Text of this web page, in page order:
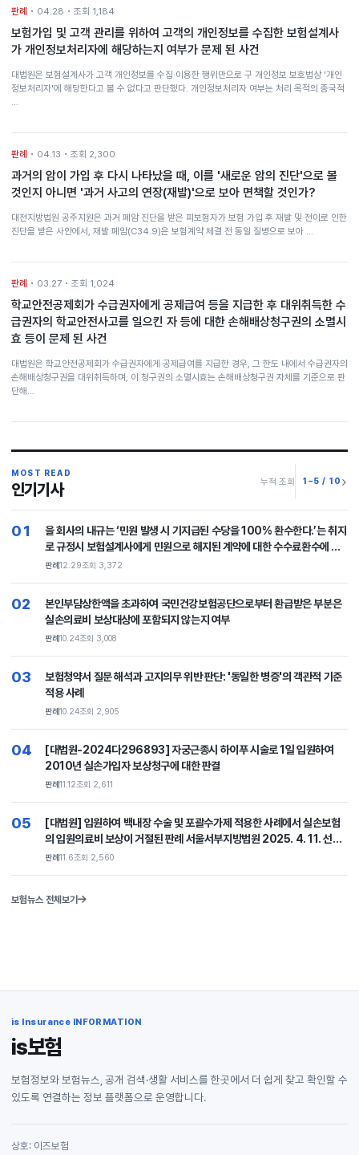
판례 • 04.28 • 조회 1,184
보험가입 및 고객 관리를 위하여 고객의 개인정보를 수집한 보험설계사
가 개인정보처리자에 해당하는지 여부가 문제 된 사건
대법원은 보험설계사가 고객 개인정보를 수집·이용한 행위만으로 구 개인정보 보호법상 '개인
정보처리자'에 해당한다고 볼 수 없다고 판단했다. 개인정보처리자 여부는 처리 목적의 종국적
…
판례 • 04.13 • 조회 2,300
과거의 암이 가입 후 다시 나타났을 때, 이를 '새로운 암의 진단'으로 볼
것인지 아니면 '과거 사고의 연장(재발)'으로 보아 면책할 것인가?
대전지방법원 공주지원은 과거 폐암 진단을 받은 피보험자가 보험 가입 후 재발 및 전이로 인한
진단을 받은 사안에서, 재발 폐암(C34.9)은 보험계약 체결 전 동일 질병으로 보아 …
판례 • 03.27 • 조회 1,024
학교안전공제회가 수급권자에게 공제급여 등을 지급한 후 대위취득한 수
급권자의 학교안전사고를 일으킨 자 등에 대한 손해배상청구권의 소멸시
효 등이 문제 된 사건
대법원은 학교안전공제회가 수급권자에게 공제급여를 지급한 경우, 그 한도 내에서 수급권자의
손해배상청구권을 대위취득하며, 이 청구권의 소멸시효는 손해배상청구권 자체를 기준으로 판
단해…
MOST READ
인기기사 누적 조회 1–5 / 10
01
을 회사의 내규는 ‘민원 발생 시 기지급된 수당을 100% 환수한다.’는 취지
로 규정시 보험설계사에게 민원으로 해지된 계약에 대한 수수료환수에 대
한 판례
판례 12.29조회 3,372
02
본인부담상한액을 초과하여 국민건강보험공단으로부터 환급받은 부분은
실손의료비 보상대상에 포함되지 않는지 여부
판례 10.24조회 3,008
03
보험청약서 질문 해석과 고지의무 위반 판단: '동일한 병증'의 객관적 기준
적용 사례
판례 10.24조회 2,905
04
[대법원-2024다296893] 자궁근종시 하이푸 시술로 1일 입원하여
2010년 실손가입자 보상청구에 대한 판결
판례 11.12조회 2,611
05
[대법원] 입원하여 백내장 수술 및 포괄수가제 적용한 사례에서 실손보험
의 입원의료비 보상이 거절된 판례 서울서부지방법원 2025. 4. 11. 선고
2024나44829 판결
판례 11.6조회 2,560
보험뉴스 전체보기
is Insurance INFORMATION
is보험
보험정보와 보험뉴스, 공개 검색·생활 서비스를 한곳에서 더 쉽게 찾고 확인할 수
있도록 연결하는 정보 플랫폼으로 운영합니다.
상호: 이즈보험